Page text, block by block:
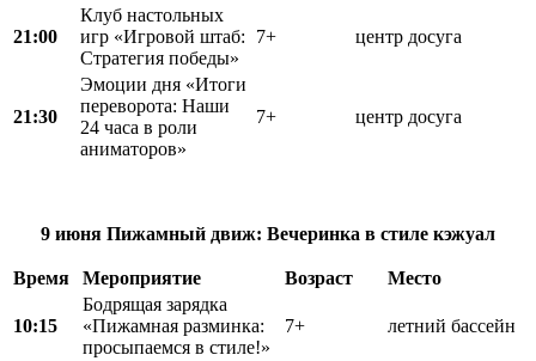
21:00
Клуб настольных
игр «Игровой штаб:
Стратегия победы»
7+ центр досуга
21:30
Эмоции дня «Итоги
переворота: Наши
24 часа в роли
аниматоров»
7+ центр досуга
9 июня Пижамный движ: Вечеринка в стиле кэжуал
Время Мероприятие Возраст Место
10:15
Бодрящая зарядка
«Пижамная разминка:
просыпаемся в стиле!»
7+ летний бассейн